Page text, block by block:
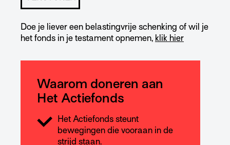
Doe je liever een belastingvrije schenking of wil je
het fonds in je testament opnemen, klik hier
Waarom doneren aan
Het Actiefonds
Het Actiefonds steunt
bewegingen die vooraan in de
strijd staan.